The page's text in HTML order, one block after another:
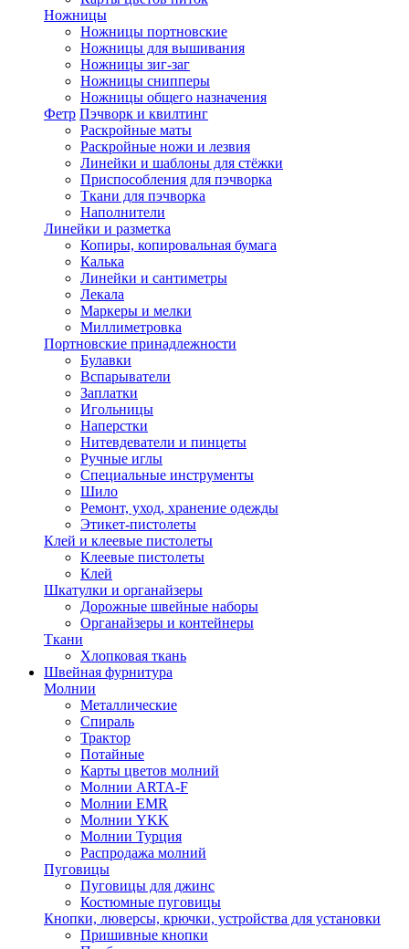
Ножницы
Ножницы портновские
Ножницы для вышивания
Ножницы зиг-заг
Ножницы снипперы
Ножницы общего назначения
Фетр Пэчворк и квилтинг
Раскройные маты
Раскройные ножи и лезвия
Линейки и шаблоны для стёжки
Приспособления для пэчворка
Ткани для пэчворка
Наполнители
Линейки и разметка
Копиры, копировальная бумага
Калька
Линейки и сантиметры
Лекала
Маркеры и мелки
Миллиметровка
Портновские принадлежности
Булавки
Вспарыватели
Заплатки
Игольницы
Наперстки
Нитевдеватели и пинцеты
Ручные иглы
Специальные инструменты
Шило
Ремонт, уход, хранение одежды
Этикет-пистолеты
Клей и клеевые пистолеты
Клеевые пистолеты
Клей
Шкатулки и органайзеры
Дорожные швейные наборы
Органайзеры и контейнеры
Ткани
Хлопковая ткань
Швейная фурнитура
Молнии
Металлические
Спираль
Трактор
Потайные
Карты цветов молний
Молнии ARTA-F
Молнии EMR
Молнии YKK
Молнии Турция
Распродажа молний
Пуговицы
Пуговицы для джинс
Костюмные пуговицы
Кнопки, люверсы, крючки, устройства для установки
Пришивные кнопки